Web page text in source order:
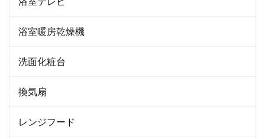
浴室暖房乾燥機
洗面化粧台
換気扇
レンジフード